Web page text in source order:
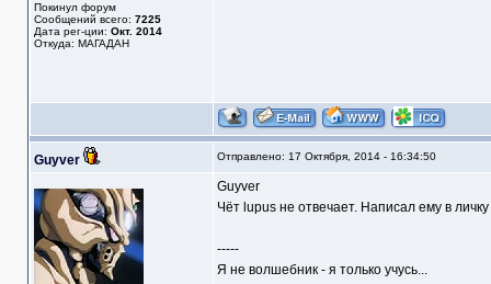
Покинул форум
Сообщений всего: 7225
Дата рег-ции: Окт. 2014
Откуда: МАГАДАН
Guyver Отправлено: 17 Октября, 2014 - 16:34:50
Guyver
Чёт lupus не отвечает. Написал ему в личку
-----
Я не волшебник - я только учусь...